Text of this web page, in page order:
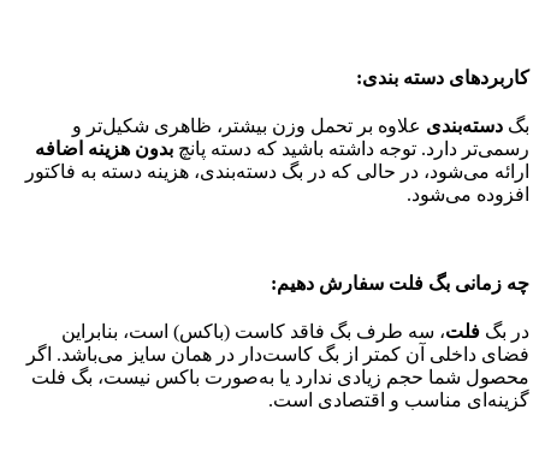
کاربردهای دسته بندی:
بگ دسته‌بندی علاوه بر تحمل وزن بیشتر، ظاهری شکیل‌تر و
رسمی‌تر دارد. توجه داشته باشید که دسته پانچ بدون هزینه اضافه
ارائه می‌شود، در حالی که در بگ دسته‌بندی، هزینه دسته به فاکتور
افزوده می‌شود.
چه زمانی بگ فلت سفارش دهیم:
در بگ فلت، سه طرف بگ فاقد کاست (باکس) است، بنابراین
فضای داخلی آن کمتر از بگ کاست‌دار در همان سایز می‌باشد. اگر
محصول شما حجم زیادی ندارد یا به‌صورت باکس نیست، بگ فلت
گزینه‌ای مناسب و اقتصادی است.